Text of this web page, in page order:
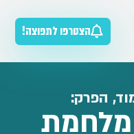
הצטרפו לתפוצה!
הפרק: